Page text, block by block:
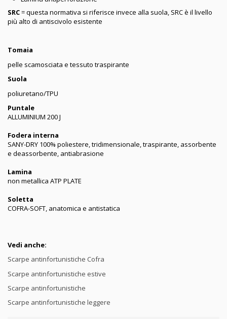
SRC= questa normativa si riferisce invece alla suola, SRC è il livello
più alto di antiscivolo esistente
Tomaia
pelle scamosciata e tessuto traspirante
Suola
poliuretano/TPU
Puntale
ALLUMINIUM 200 J
Fodera interna
SANY-DRY 100% poliestere, tridimensionale, traspirante, assorbente
e deassorbente, antiabrasione
Lamina
non metallica ATP PLATE
Soletta
COFRA-SOFT, anatomica e antistatica
Vedi anche:
Scarpe antinfortunistiche Cofra
Scarpe antinfortunistiche estive
Scarpe antinfortunistiche
Scarpe antinfortunistiche leggere